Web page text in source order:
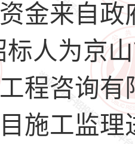
金来自
标人为京
程咨询
施工监理